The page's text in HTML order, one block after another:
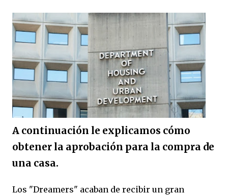
A continuación le explicamos cómo
obtener la aprobación para la compra de
una casa.
Los "Dreamers" acaban de recibir un gran